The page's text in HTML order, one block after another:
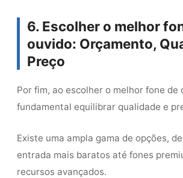
6. Escolher o melhor
ouvido: Orçamento,
Preço
Por fim, ao escolher o melhor fone de
fundamental equilibrar qualidade e
Existe uma ampla gama de opções,
entrada mais baratos até fones
recursos avançados.